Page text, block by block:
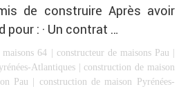
de construire Après avoir
: · Un contrat …
64 constructeur de maisons Pau
Atlantiques
construction de maison
Pau
construction de maison Pyrénées-